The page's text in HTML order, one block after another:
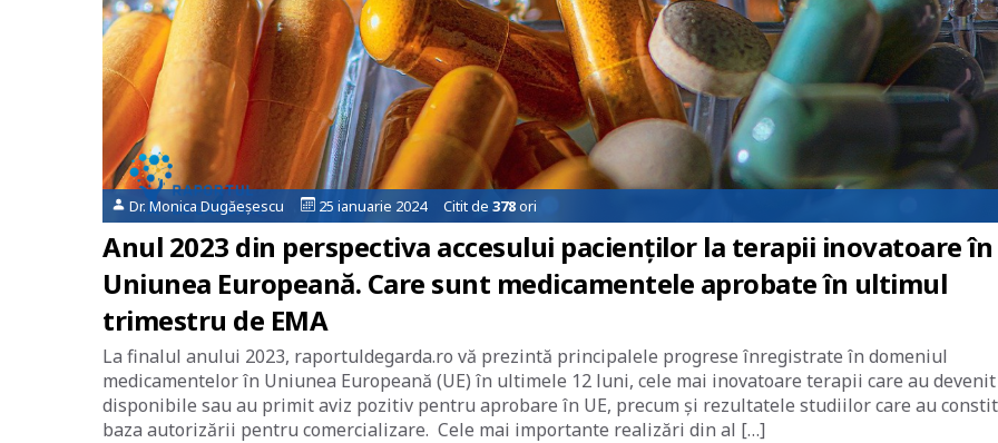
Dr. Monica Dugăeșescu 25 ianuarie 2024 Citit de 378ori
Anul 2023 din perspectiva accesului pacienţilor la terapii inovatoare în
Uniunea Europeană. Care sunt medicamentele aprobate în ultimul
trimestru de EMA
La finalul anului 2023, raportuldegarda.ro vă prezintă principalele progrese înregistrate în domeniul
medicamentelor în Uniunea Europeană (UE) în ultimele 12 luni, cele mai inovatoare terapii care au devenit
disponibile sau au primit aviz pozitiv pentru aprobare în UE, precum și rezultatele studiilor care au
baza autorizării pentru comercializare. Cele mai importante realizări din al […]